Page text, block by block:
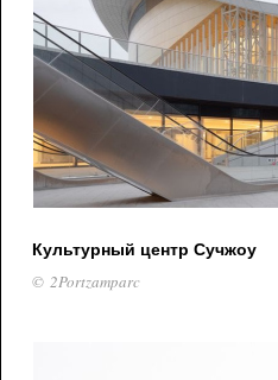
Культурный центр Сучжоу
© 2Portzamparc